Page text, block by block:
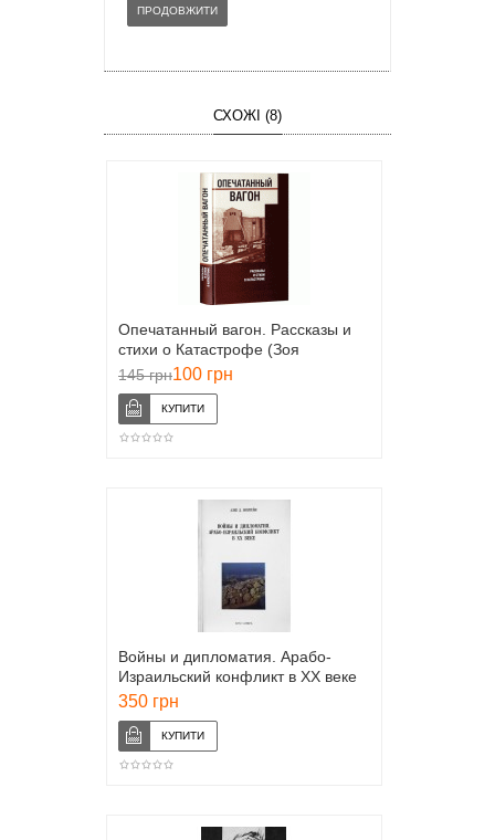
ПРОДОВЖИТИ
СХОЖІ (8)
Опечатанный вагон. Рассказы и
стихи о Катастрофе (Зоя
Копельман)
145 грн100 грн
Войны и дипломатия. Арабо-
Израильский конфликт в ХХ веке
(Алек Д. Эпштейн)
350 грн